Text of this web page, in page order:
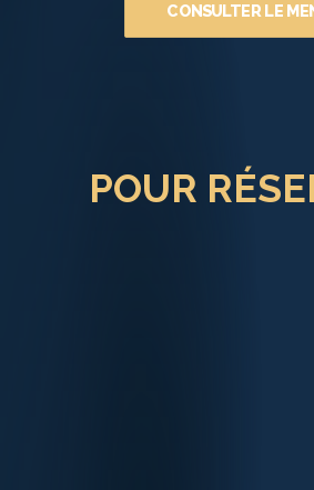
CONSULTER LE
POUR